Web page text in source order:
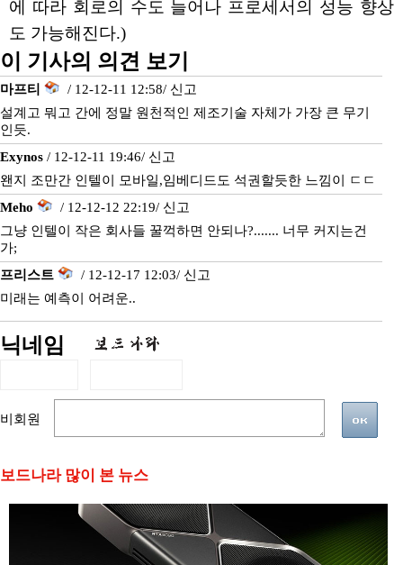
에 따라 회로의 수도 늘어나 프로세서의 성능 향상
도 가능해진다.)
이 기사의 의견 보기
마프티 / 12-12-11 12:58/ 신고
설계고 뭐고 간에 정말 원천적인 제조기술 자체가 가장 큰 무기
인듯.
Exynos / 12-12-11 19:46/ 신고
왠지 조만간 인텔이 모바일,임베디드도 석권할듯한 느낌이 ㄷㄷ
Meho
/ 12-12-12 22:19/ 신고
그냥 인텔이 작은 회사들 꿀꺽하면 안되나?....... 너무 커지는건
가;
프리스트
/ 12-12-17 12:03/ 신고
미래는 예측이 어려운..
닉네임
비회원
보드나라 많이 본 뉴스